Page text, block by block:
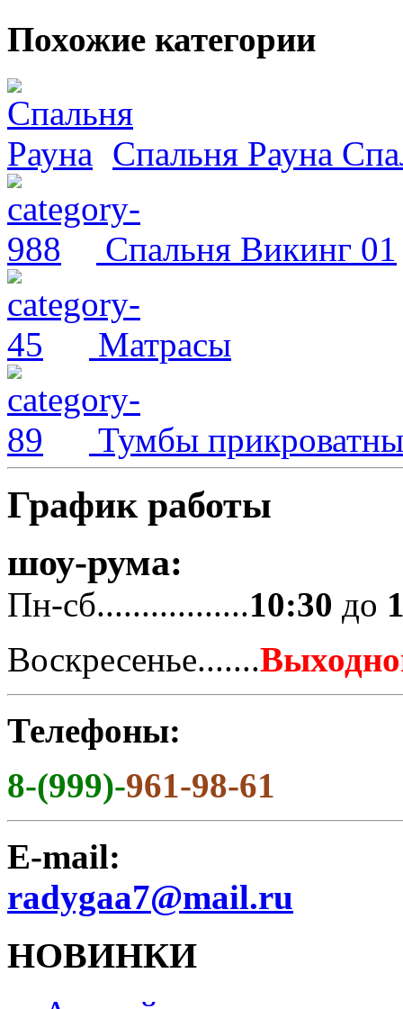
Похожие категории
Спальня Рауна
Спальня Викинг 01
Матрасы
Тумбы
График работы
шоу-рума:
Пн-сб.................10:30 до
Воскресенье.......
Телефоны:
8-(999)-961-98-61
E-mail:
radygaa7@mail.ru
НОВИНКИ